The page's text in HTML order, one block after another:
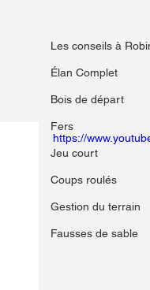
Les conseils à
Élan Complet
Bois de départ
Fers
Jeu court
Coups roulés
Gestion du terrain
Fausses de sable
Vidéo 5 de 6
Le guide
https://